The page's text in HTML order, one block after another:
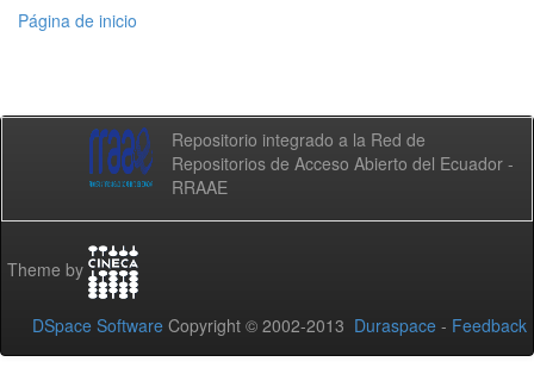
Página de inicio
Repositorio integrado a la Red de
Repositorios de Acceso Abierto del Ecuador -
RRAAE
Theme by
DSpace Software Copyright © 2002-2013 Duraspace - Feedback